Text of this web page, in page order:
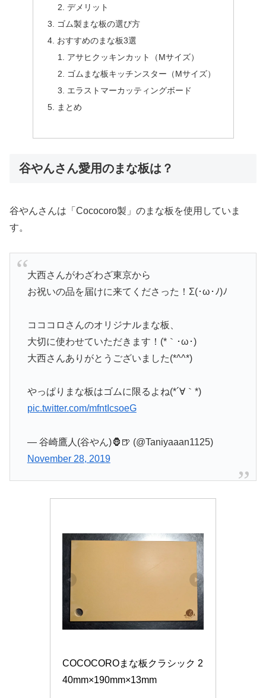
デメリット
ゴム製まな板の選び方
おすすめのまな板3選
アサヒクッキンカット（Mサイズ）
ゴムまな板キッチンスター（Mサイズ）
エラストマーカッティングボード
まとめ
谷やんさん愛用のまな板は？
谷やんさんは「Cococoro製」のまな板を使用していま
す。
大西さんがわざわざ東京から
お祝いの品を届けに来てくださった！Σ(･ω･ﾉ)ﾉ
コココロさんのオリジナルまな板、
大切に使わせていただきます！(*｀･ω･)ゞ
大西さんありがとうございました(*^^*)
やっぱりまな板はゴムに限るよね(*´∀｀*)
pic.twitter.com/mfntIcsoeG
— 谷崎鷹人(谷やん)🦍🍺 (@Taniyaaan1125)
November 28, 2019
COCOCOROまな板クラシック 2
40mm×190mm×13mm